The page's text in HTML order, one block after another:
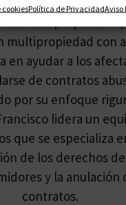
Política de PrivacidadAviso
del Multipropietario",
multipropiedad con
en ayudar a los
de contratos
por su enfoque
lidera un
que se especializa
de los derechos
y la anulación
contratos.